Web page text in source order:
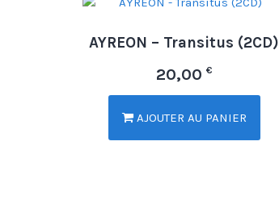
AYREON – Transitus (2CD)
20,00 €
AJOUTER AU PANIER